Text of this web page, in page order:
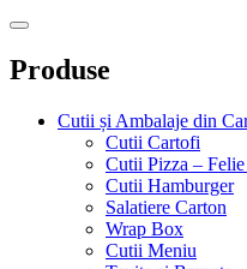
Produse
Cutii și Ambalaje din
Cutii Cartofi
Cutii Pizza –
Cutii Hamburger
Salatiere Carton
Wrap Box
Cutii Meniu